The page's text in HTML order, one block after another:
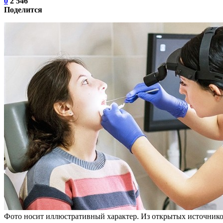
Поделится
Фото носит иллюстративный характер. Из открытых